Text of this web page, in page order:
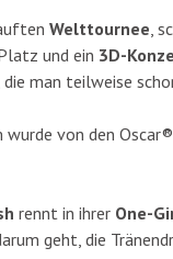
Welttournee ,
und ein 3D-
man teilweise
von den
rennt in ihrer One-
geht, die